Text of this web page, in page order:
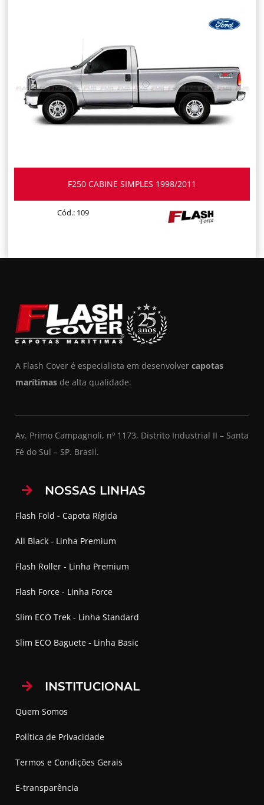
F250 CABINE SIMPLES 1998/2011
Cód.: 109
A Flash Cover é especialista em desenvolver capotas
marítimas de alta qualidade.
Av. Primo Campagnoli, nº 1173, Distrito Industrial II – Santa
Fé do Sul – SP. Brasil.
NOSSAS LINHAS
Flash Fold - Capota Rígida
All Black - Linha Premium
Flash Roller - Linha Premium
Flash Force - Linha Force
Slim ECO Trek - Linha Standard
Slim ECO Baguete - Linha Basic
INSTITUCIONAL
Quem Somos
Política de Privacidade
Termos e Condições Gerais
E-transparência